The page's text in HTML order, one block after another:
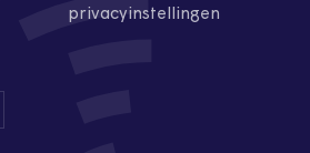
privacyinstellingen